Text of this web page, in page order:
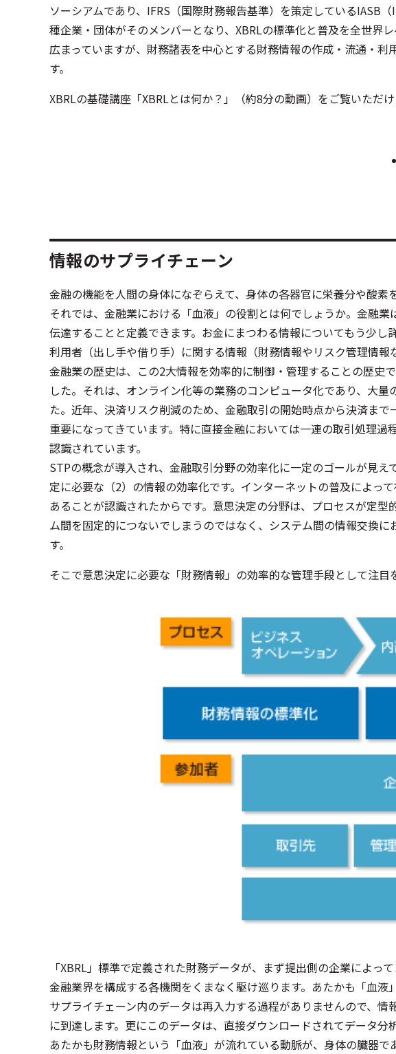
ソーシアムであり、IFRS（国際財務報告基準）を策定している
種企業・団体がそのメンバーとなり、XBRLの標準化と普及を全世界
広まっていますが、財務諸表を中心とする財務情報の作成・流通・
す。
XBRLの基礎講座「XBRLとは何か？」（約8分の動画）をご覧いただけ
情報のサプライチェーン
金融の機能を人間の身体になぞらえて、身体の各器官に栄養分や酸
それでは、金融業における「血液」の役割とは何でしょうか。金融
伝達することと定義できます。お金にまつわる情報についてもう少
利用者（出し手や借り手）に関する情報（財務情報やリスク管理情報
金融業の歴史は、この2大情報を効率的に制御・管理することの歴史
した。それは、オンライン化等の業務のコンピュータ化であり、大
た。近年、決済リスク削減のため、金融取引の開始時点から決済ま
重要になってきています。特に直接金融においては一連の取引処理
認識されています。
STPの概念が導入され、金融取引分野の効率化に一定のゴールが見
定に必要な（2）の情報の効率化です。インターネットの普及によっ
あることが認識されたからです。意思決定の分野は、プロセスが定
ム間を固定的につないでしまうのではなく、システム間の情報交換
す。
そこで意思決定に必要な「財務情報」の効率的な管理手段として注目
「XBRL」標準で定義された財務データが、まず提出側の企業によっ
金融業界を構成する各機関をくまなく駆け巡ります。あたかも「血液
サプライチェーン内のデータは再入力する過程がありませんので、
に到達します。更にこのデータは、直接ダウンロードされてデータ分
あたかも財務情報という「血液」が流れている動脈が、身体の臓器